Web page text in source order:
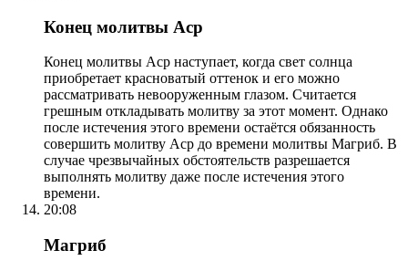
Конец молитвы Аср
Конец молитвы Аср наступает, когда свет солнца
приобретает красноватый оттенок и его можно
рассматривать невооруженным глазом. Считается
грешным откладывать молитву за этот момент. Однако
после истечения этого времени остаётся обязанность
совершить молитву Аср до времени молитвы Магриб. В
случае чрезвычайных обстоятельств разрешается
выполнять молитву даже после истечения этого
времени.
20:08
Магриб